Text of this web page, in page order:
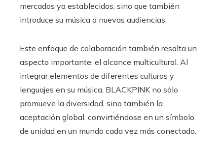
mercados ya establecidos, sino que también
introduce su música a nuevas audiencias.
Este enfoque de colaboración también resalta un
aspecto importante: el alcance multicultural. Al
integrar elementos de diferentes culturas y
lenguajes en su música, BLACKPINK no sólo
promueve la diversidad, sino también la
aceptación global, convirtiéndose en un símbolo
de unidad en un mundo cada vez más conectado.